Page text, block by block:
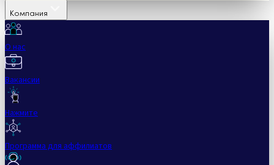
Компания
О нас
Вакансии
Нажмите
Программа для аффилиатов